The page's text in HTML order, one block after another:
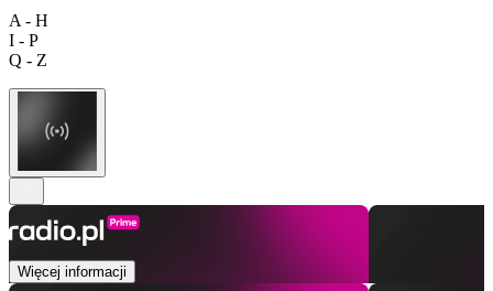
A - H
I - P
Q - Z
Więcej informacji